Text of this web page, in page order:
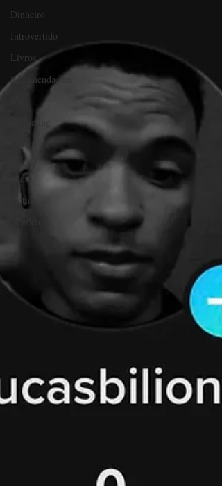
Dinheiro
Introvertido
Livros
Recomendações
Marketing
Outros
Minha
Vida
Notion